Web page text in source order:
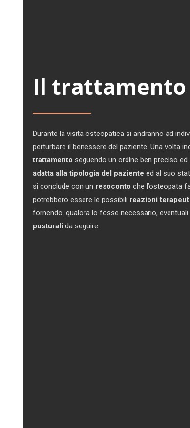
Il
Durante la visita osteopatica si andranno ad
perturbare il benessere del paziente. Una volta
trattamento seguendo un ordine ben preciso ed
adatta alla tipologia del paziente ed al suo
si conclude con un resoconto che l’osteopata
potrebbero essere le possibili reazioni
fornendo, qualora lo fosse necessario, eventuali
posturali da seguire.